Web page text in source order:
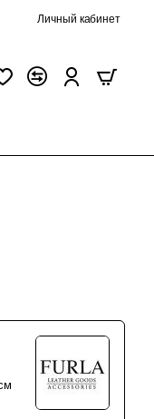
Личный кабинет